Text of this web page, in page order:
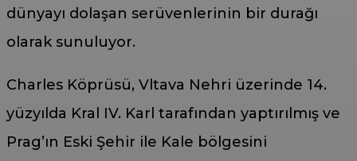
dünyayı dolaşan serüvenlerinin bir durağı
olarak sunuluyor.
Charles Köprüsü, Vltava Nehri üzerinde 14.
yüzyılda Kral IV. Karl tarafından yaptırılmış ve
Prag’ın Eski Şehir ile Kale bölgesini